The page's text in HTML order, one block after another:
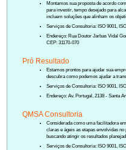
Montamos sua proposta de acordo
para investir, tempo desejado para
incluem soluções que alinham os
Serviços de Consultoria: ISO 9001,
Endereço: Rua Doutor Jarbas Vidal
CEP: 31170-070
Pró Resultado
Estamos prontos para ajudar sua
descubra como podemos ajudar a
Serviços de Consultoria: ISO 9001,
Endereço: Av. Portugal, 2138 - Santa
QMSA Consultoria
Considerada como uma facilitadora
claras e ágeis as etapas envolvidas
buscando atingir os resultados
Serviços de Consultoria: ISO 9001,